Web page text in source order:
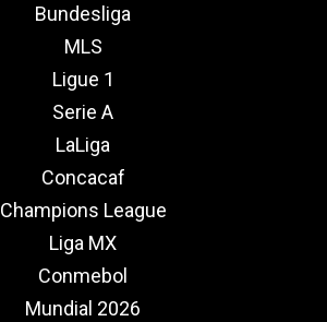
Bundesliga
MLS
Ligue 1
Serie A
LaLiga
Concacaf
Champions League
Liga MX
Conmebol
Mundial 2026